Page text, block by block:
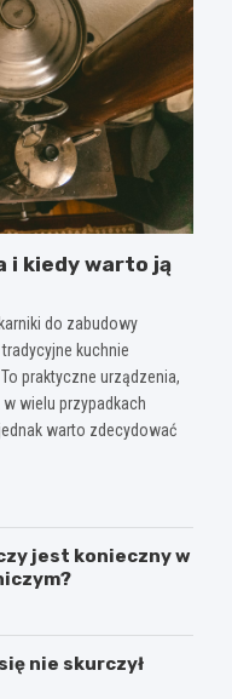
i kiedy warto ją
do zabudowy
kuchnie
praktyczne urządzenia,
wielu przypadkach
warto zdecydować
jest konieczny w
nie skurczył